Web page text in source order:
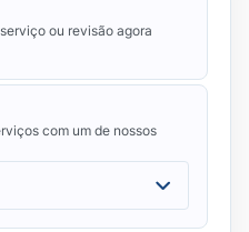
ou revisão agora
com um de nossos